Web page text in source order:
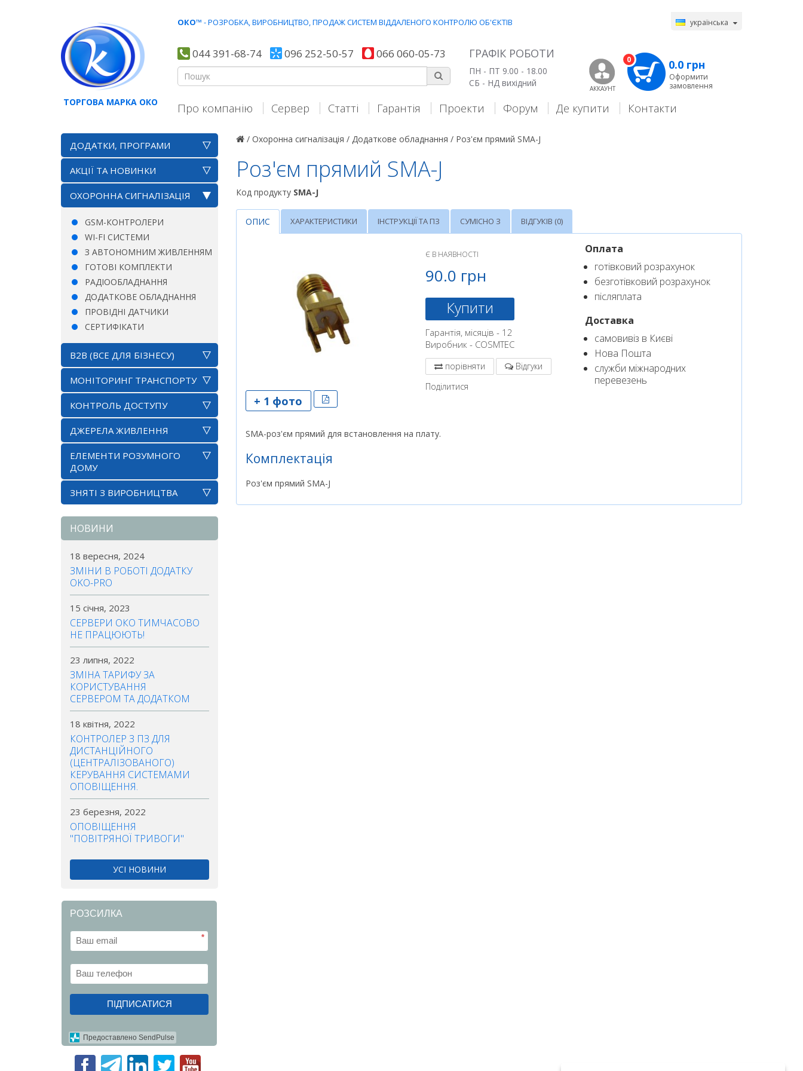
ОКО™ - РОЗРОБКА, ВИРОБНИЦТВО, ПРОДАЖ СИСТЕМ ВІДДАЛЕНОГО КОНТРОЛЮ ОБ'ЄКТIВ українська
044 391-68-74 096 252-50-57 066 060-05-73 ГРАФІК РОБОТИ
ПН - ПТ 9.00 - 18.00
СБ - НД вихідний
АККАУНТ
0 0.0 грн
Оформити
замовлення
ТОРГОВА МАРКА ОКО Про компанію Сервер Статті Гарантія Проекти Форум Де купити Контакти
ДОДАТКИ, ПРОГРАМИ
АКЦІЇ ТА НОВИНКИ
ОХОРОННА СИГНАЛІЗАЦІЯ
GSM-КОНТРОЛЕРИ
WI-FI СИСТЕМИ
З АВТОНОМНИМ ЖИВЛЕННЯМ
ГОТОВІ КОМПЛЕКТИ
РАДІООБЛАДНАННЯ
ДОДАТКОВЕ ОБЛАДНАННЯ
ПРОВІДНІ ДАТЧИКИ
СЕРТИФІКАТИ
B2B (ВСЕ ДЛЯ БІЗНЕСУ)
МОНІТОРИНГ ТРАНСПОРТУ
КОНТРОЛЬ ДОСТУПУ
ДЖЕРЕЛА ЖИВЛЕННЯ
ЕЛЕМЕНТИ РОЗУМНОГО
ДОМУ
ЗНЯТІ З ВИРОБНИЦТВА
НОВИНИ
18 вересня, 2024
ЗМІНИ В РОБОТІ ДОДАТКУ
OKO-PRO
15 січня, 2023
СЕРВЕРИ ОКО ТИМЧАСОВО
НЕ ПРАЦЮЮТЬ!
23 липня, 2022
ЗМІНА ТАРИФУ ЗА
КОРИСТУВАННЯ
СЕРВЕРОМ ТА ДОДАТКОМ
18 квітня, 2022
КОНТРОЛЕР З ПЗ ДЛЯ
ДИСТАНЦІЙНОГО
(ЦЕНТРАЛІЗОВАНОГО)
КЕРУВАННЯ СИСТЕМАМИ
ОПОВІЩЕННЯ.
23 березня, 2022
ОПОВІЩЕННЯ
"ПОВІТРЯНОЇ ТРИВОГИ"
УСІ НОВИНИ
РОЗСИЛКА
*
ПІДПИСАТИСЯ
Предоставлено SendPulse
/ Охоронна сигналізація / Додаткове обладнання / Роз'єм прямий SMA-J
Роз'єм прямий SMA-J
Код продукту SMA-J
ОПИС ХАРАКТЕРИСТИКИ ІНСТРУКЦІЇ ТА ПЗ СУМІСНО З ВІДГУКІВ (0)
+ 1 фото
Є В НАЯВНОСТІ
90.0 грн
Купити
Гарантія, місяців - 12
Виробник - COSMTEC
порівняти
Відгуки
Поділитися
Оплата
готівковий розрахунок
безготівковий розрахунок
післяплата
Доставка
самовивіз в Києві
Нова Пошта
служби міжнародних
перевезень
SMA-роз'єм прямий для встановлення на плату.
Комплектація
Роз'єм прямий SMA-J